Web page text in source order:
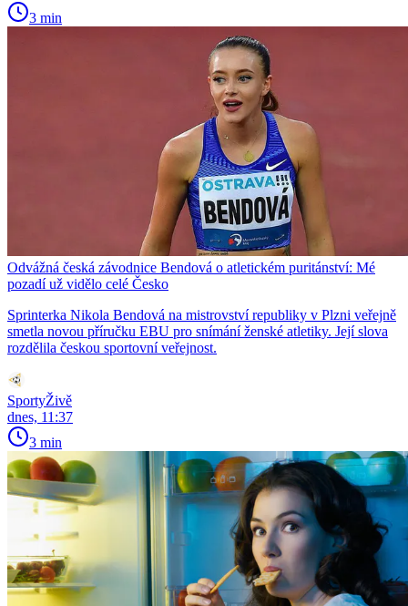
3 min
Odvážná česká závodnice Bendová o atletickém puritánství: Mé
pozadí už vidělo celé Česko
Sprinterka Nikola Bendová na mistrovství republiky v Plzni veřejně
smetla novou příručku EBU pro snímání ženské atletiky. Její slova
rozdělila českou sportovní veřejnost.
SportyŽivě
dnes, 11:37
3 min